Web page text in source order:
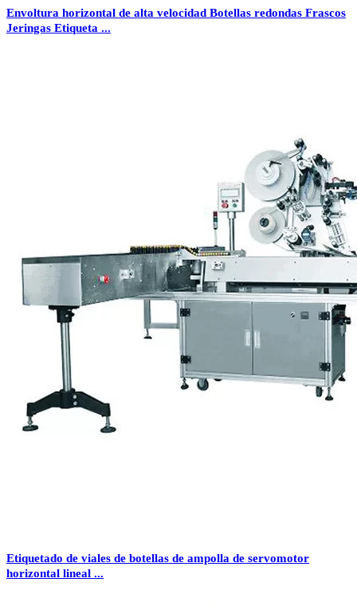
Envoltura horizontal de alta velocidad Botellas redondas Frascos
Jeringas Etiqueta ...
Etiquetado de viales de botellas de ampolla de servomotor
horizontal lineal ...